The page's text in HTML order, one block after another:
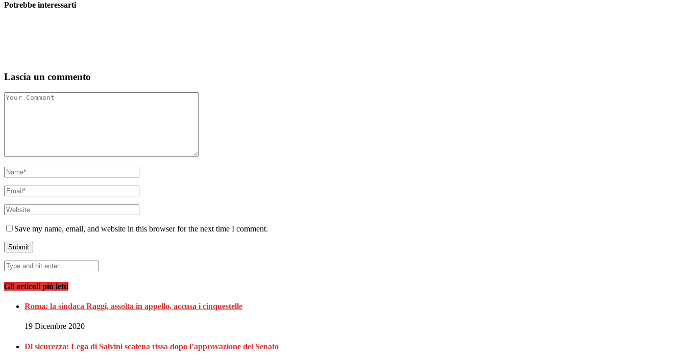
Potrebbe interessarti
Lascia un commento
Save my name, email, and website in this browser for the next time I comment.
Gli articoli più letti
Roma: la sindaca Raggi, assolta in appello, accusa i cinquestelle
19 Dicembre 2020
Dl sicurezza: Lega di Salvini scatena rissa dopo l’approvazione del Senato